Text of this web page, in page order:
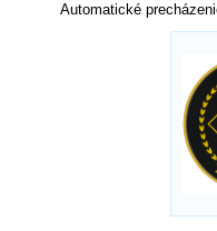
Automatické